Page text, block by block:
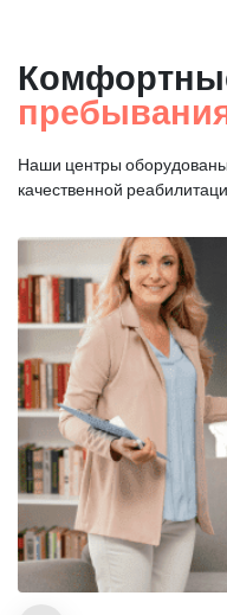
Наши центры
качественной